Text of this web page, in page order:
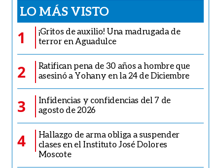
LO MÁS VISTO
1
¡Gritos de auxilio! Una madrugada de
terror en Aguadulce
2
Ratifican pena de 30 años a hombre que
asesinó a Yohany en la 24 de Diciembre
3
Infidencias y confidencias del 7 de
agosto de 2026
4
Hallazgo de arma obliga a suspender
clases en el Instituto José Dolores
Moscote